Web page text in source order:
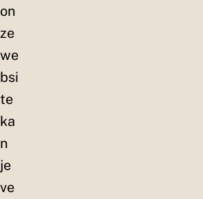
on
ze
we
bsi
te
ka
n
je
ve